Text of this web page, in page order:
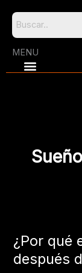
content
MENU
Sueño
¿Por qué
después
es
importante
dormir